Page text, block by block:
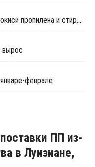
LyondellBasell закрывала два завода окиси пропилена и стирола в США и Европе на ремонт в июле-августе
вырос
феврале
ПП из-
в Луизиане,